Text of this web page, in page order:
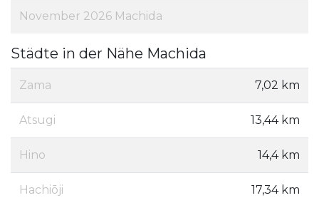
November 2026 Machida
Städte in der Nähe Machida
Zama 7,02 km
Atsugi 13,44 km
Hino 14,4 km
Hachiōji 17,34 km